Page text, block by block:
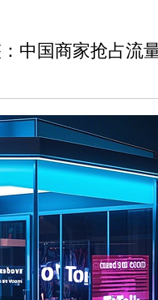
中国商家抢占流